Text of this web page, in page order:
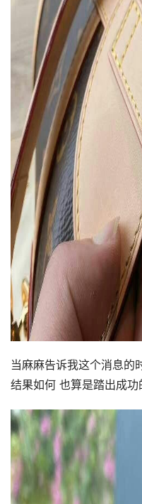
当麻麻告诉我这个消息的
结果如何 也算是踏出成